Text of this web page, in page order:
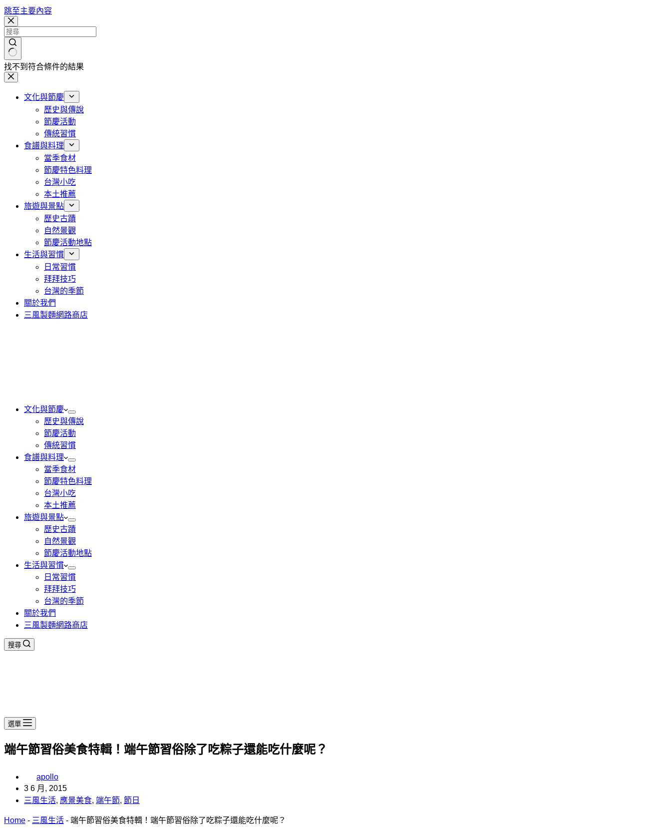
跳至主要內容
找不到符合條件的結果
文化與節慶
歷史與傳說
節慶活動
傳統習慣
食譜與料理
當季食材
節慶特色料理
台灣小吃
本土推薦
旅遊與景點
歷史古蹟
自然景觀
節慶活動地點
生活與習慣
日常習慣
拜拜技巧
台灣的季節
關於我們
三風製麵網路商店
文化與節慶
歷史與傳說
節慶活動
傳統習慣
食譜與料理
當季食材
節慶特色料理
台灣小吃
本土推薦
旅遊與景點
歷史古蹟
自然景觀
節慶活動地點
生活與習慣
日常習慣
拜拜技巧
台灣的季節
關於我們
三風製麵網路商店
搜尋
選單
端午節習俗美食特輯！端午節習俗除了吃粽子還能吃什麼呢？
apollo
3 6 月, 2015
三風生活, 應景美食, 端午節, 節日
Home - 三風生活 - 端午節習俗美食特輯！端午節習俗除了吃粽子還能吃什麼呢？